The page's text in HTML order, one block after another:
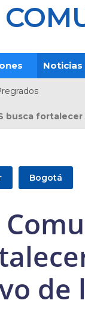
Noticias
busca
Bogotá
de